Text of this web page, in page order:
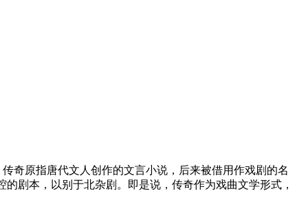
奇原指唐代文人创作的文言小说，后来被借用作戏剧的名
剧本，以别于北杂剧。即是说，传奇作为戏曲文学形式，